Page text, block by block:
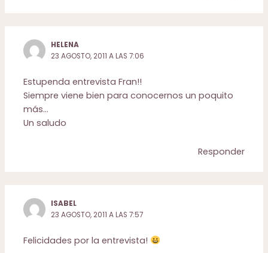
HELENA
23 AGOSTO, 2011 A LAS 7:06
Estupenda entrevista Fran!!
Siempre viene bien para conocernos un poquito
más…
Un saludo
Responder
ISABEL
23 AGOSTO, 2011 A LAS 7:57
Felicidades por la entrevista!